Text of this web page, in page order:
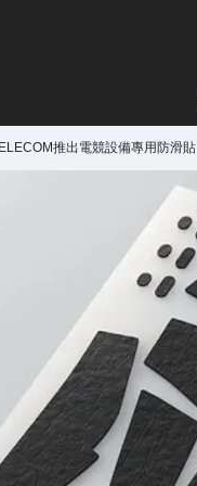
推出電競設備專用防滑貼